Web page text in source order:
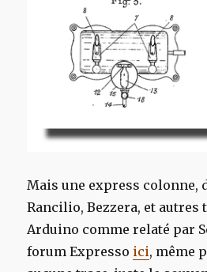
Mais une express colonne,
Rancilio, Bezzera, et autres
Arduino comme relaté par
forum Expresso ici, même